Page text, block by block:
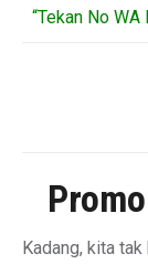
“Tekan No
Kadang, kita